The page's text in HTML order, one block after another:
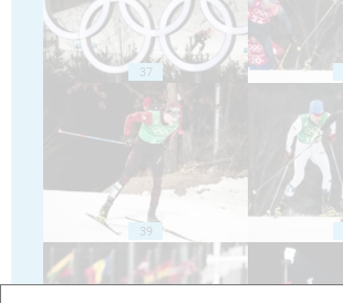
37
39